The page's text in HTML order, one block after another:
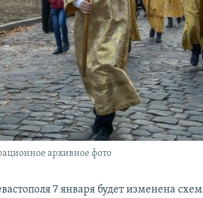
архивное фото
7 января будет изменена